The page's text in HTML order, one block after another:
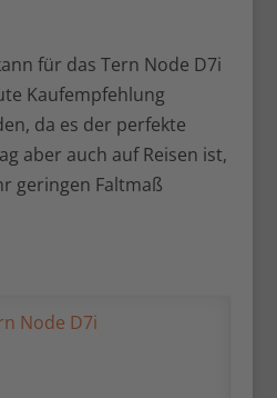
für das Tern Node D7i
Kaufempfehlung
da es der perfekte
aber auch auf Reisen ist,
geringen Faltmaß